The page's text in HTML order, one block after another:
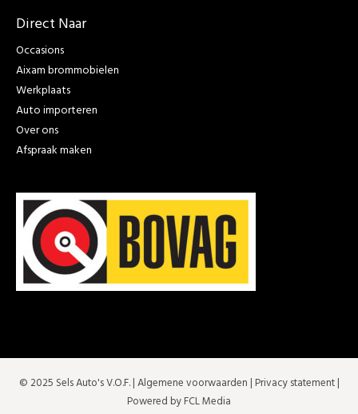
Direct Naar
Occasions
Aixam brommobielen
Werkplaats
Auto importeren
Over ons
Afspraak maken
© 2025 Sels Auto's V.O.F. |Algemene voorwaarden | Privacy statement|
Powered by FCL Media